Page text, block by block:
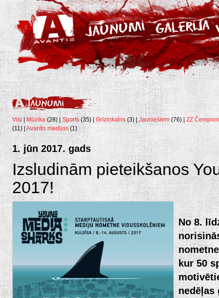
Visi| Mūzika(28) |Sports(35) | Grīziņkalns(3) |Jauniešiem (76) | ZZ
(11) |Avantis medijos(1)
1. jūn 2017. gads
Izsludinām pieteikšanos
2017!
No 8.
kur 50
nedēļas